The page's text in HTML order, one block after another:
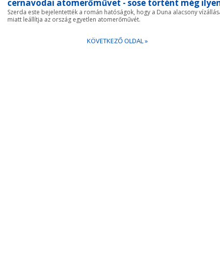
cernavodai atomerőművet - sose történt még
Szerda este bejelentették a román hatóságok, hogy a Duna alacsony
miatt leállítja az ország egyetlen atomerőművét.
KÖVETKEZŐ OLDAL »